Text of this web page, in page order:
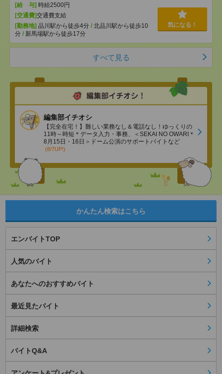
[給 与] 時給2500円
[交通費]交通費支給
[勤務地] 品川駅から徒歩4分 / 北品川駅から徒歩10
分 / 新馬場駅から徒歩17分
気になる！
すべて見る
編集部イチオシ
【完全在宅！】難しい業務なし＆電話なし！ゆっくりの
11時～時短＊データ入力・事務、＜SEKAI NO OWARI＊
8月15日・16日＞ドーム公演のサポートバイトなど
(8/7UP!)
かんたん検索はこちら
エンバイトTOP
人気のバイト
あなたへのおすすめバイト
最近見たバイト
詳細検索
バイトQ&A